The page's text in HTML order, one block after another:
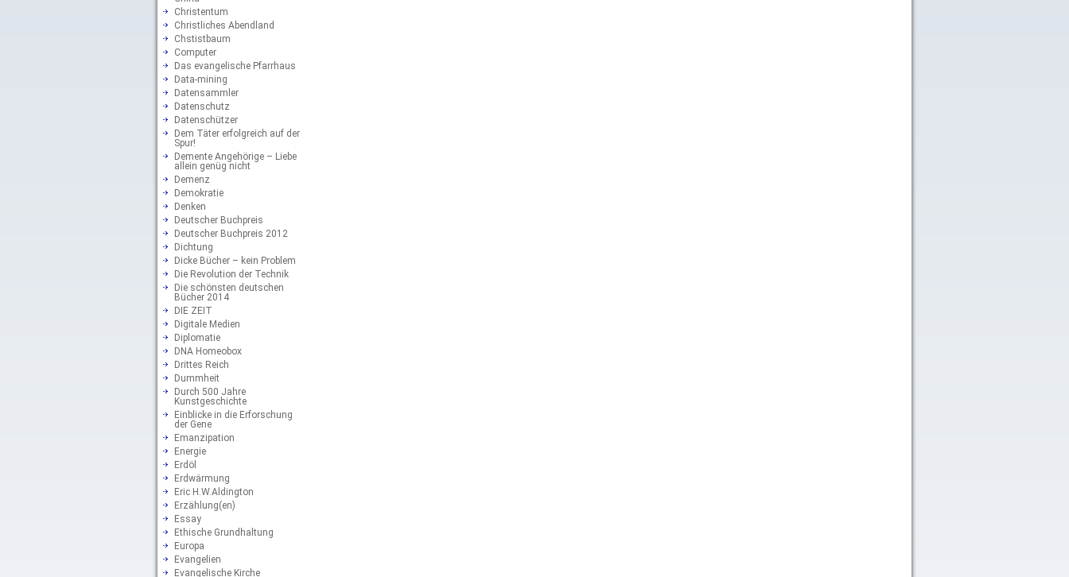
Christentum
Christliches Abendland
Chstistbaum
Computer
Das evangelische Pfarrhaus
Data-mining
Datensammler
Datenschutz
Datenschützer
Dem Täter erfolgreich auf der
Spur!
Demente Angehörige – Liebe
allein genüg nicht
Demenz
Demokratie
Denken
Deutscher Buchpreis
Deutscher Buchpreis 2012
Dichtung
Dicke Bücher – kein Problem
Die Revolution der Technik
Die schönsten deutschen
Bücher 2014
DIE ZEIT
Digitale Medien
Diplomatie
DNA Homeobox
Drittes Reich
Dummheit
Durch 500 Jahre
Kunstgeschichte
Einblicke in die Erforschung
der Gene
Emanzipation
Energie
Erdöl
Erdwärmung
Eric H.W.Aldington
Erzählung(en)
Essay
Ethische Grundhaltung
Europa
Evangelien
Evangelische Kirche